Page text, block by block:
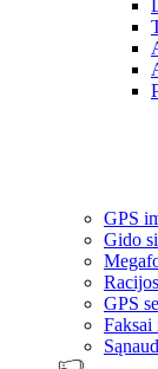
GPS
Gido
GPS
Faksai